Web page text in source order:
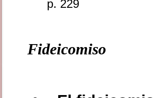
p. 229
Fideicomiso